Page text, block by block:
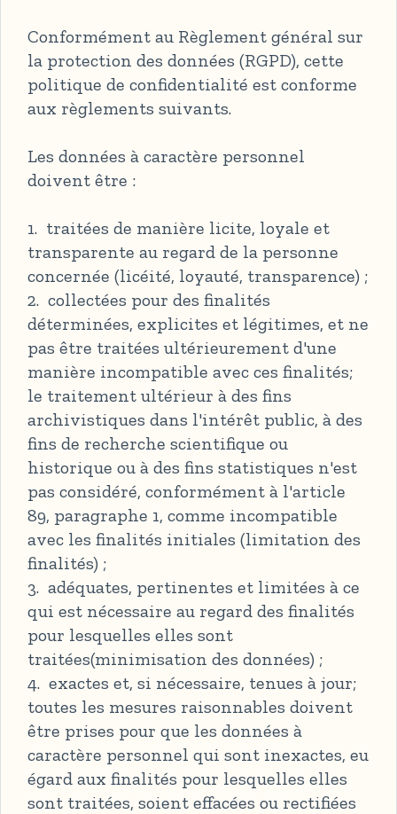
Conformément au Règlement général sur
la protection des données (RGPD), cette
politique de confidentialité est conforme
aux règlements suivants.
Les données à caractère personnel
doivent être :
1. traitées de manière licite, loyale et
transparente au regard de la personne
concernée (licéité, loyauté, transparence) ;
2. collectées pour des finalités
déterminées, explicites et légitimes, et ne
pas être traitées ultérieurement d'une
manière incompatible avec ces finalités;
le traitement ultérieur à des fins
archivistiques dans l'intérêt public, à des
fins de recherche scientifique ou
historique ou à des fins statistiques n'est
pas considéré, conformément à l'article
89, paragraphe 1, comme incompatible
avec les finalités initiales (limitation des
finalités) ;
3. adéquates, pertinentes et limitées à ce
qui est nécessaire au regard des finalités
pour lesquelles elles sont
traitées(minimisation des données) ;
4. exactes et, si nécessaire, tenues à jour;
toutes les mesures raisonnables doivent
être prises pour que les données à
caractère personnel qui sont inexactes, eu
égard aux finalités pour lesquelles elles
sont traitées, soient effacées ou rectifiées